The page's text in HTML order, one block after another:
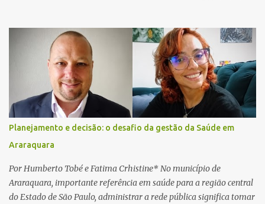
suspeito alegou que seria necessário atualizar o cadastro da conta
e passou a orientar a vítima sobre os procedimentos que deveriam
ser realizados. Dias depois, o golpista enviou um documento em
PDF simulando uma comunicação oficial da instituição financeira.
Na sequência, entrou em contato por telefone e encaminhou um
link, orientando a vítima a acessá-lo pelo computador para
concluir a suposta atualização cadastral. Após realizar o
procedimento, a conta bancária ficou bloqueada por algumas
horas. Sem conseguir acessar o sistema, a vítima tentou
novamente contato com o suposto gerente, mas não obteve
resposta. Na segunda-fe...
Planejamento e decisão: o desafio da gestão da Saúde em
Araraquara
Por Humberto Tobé e Fatima Crhistine* No município de
Araraquara, importante referência em saúde para a região central
do Estado de São Paulo, administrar a rede pública significa tomar